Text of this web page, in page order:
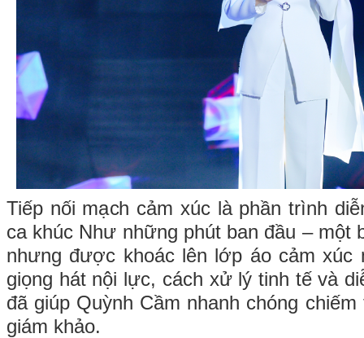
Tiếp nối mạch cảm xúc là phần trình
ca khúc Như những phút ban đầu – một
nhưng được khoác lên lớp áo cảm
giọng hát nội lực, cách xử lý tinh tế và
đã giúp Quỳnh Cầm nhanh chóng
giám khảo.